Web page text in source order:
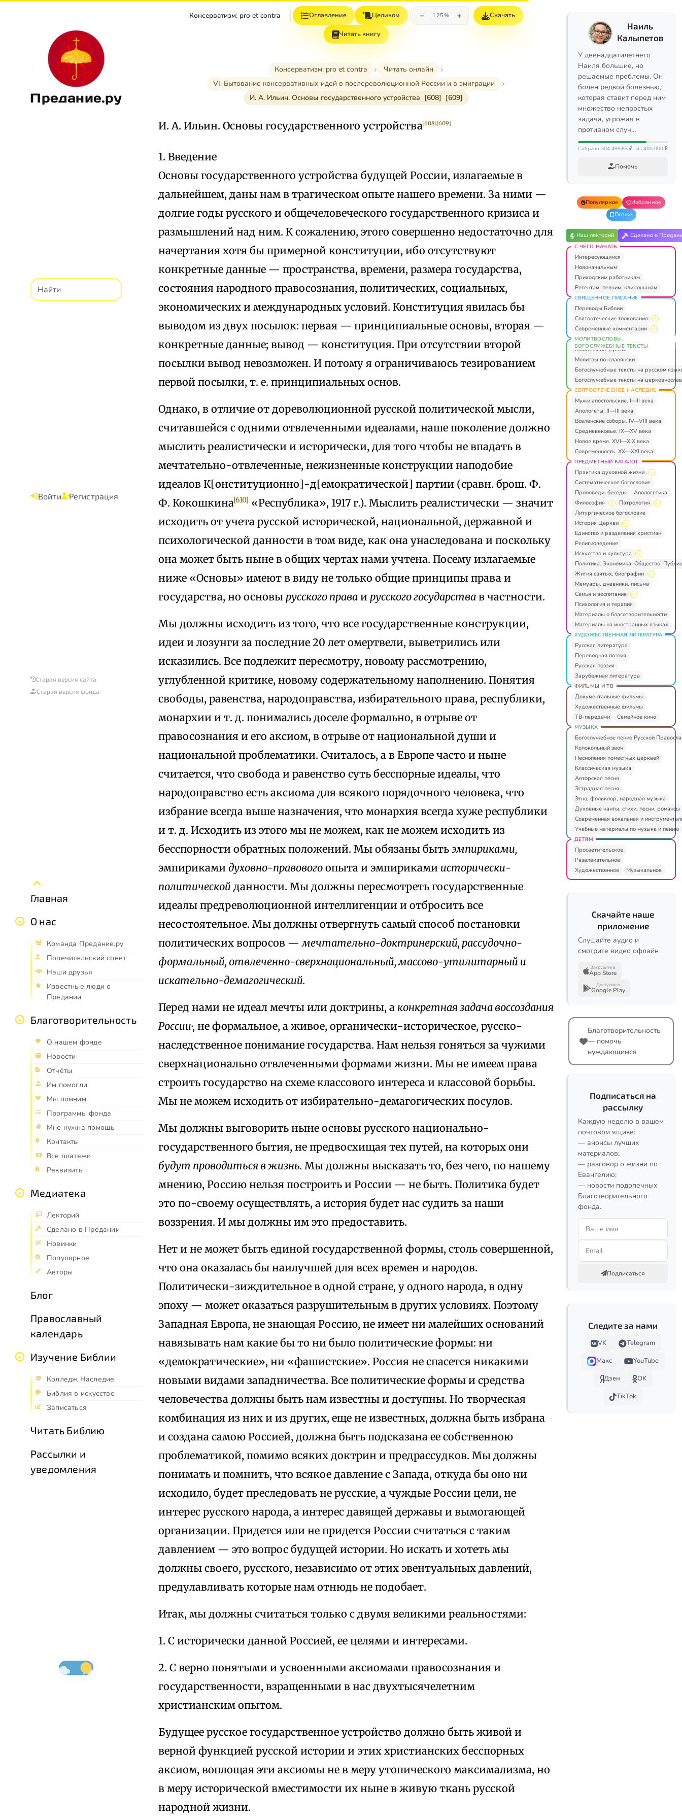
Предание.ру
Войти Регистрация
Старая версия сайта
Старая версия фонда
Главная
О нас
Команда Предание.ру
Попечительский совет
Наши друзья
Известные люди о
Предании
Благотворительность
О нашем фонде
Новости
Отчёты
Им помогли
Мы помним
Программы фонда
Мне нужна помощь
Контакты
Все платежи
Реквизиты
Медиатека
Лекторий
Сделано в Предании
Новинки
Популярное
Авторы
Блог
Православный
календарь
Изучение Библии
Колледж Наследие
Библия в искусстве
Записаться
Читать Библию
Рассылки и
уведомления
Консерватизм: pro et contra Оглавление Целиком − 125% + Скачать
Читать книгу
Консерватизм: pro et contra
Читать онлайн
VI. Бытование консервативных идей в послереволюционной России и в эмиграции
И. А. Ильин. Основы государственного устройства [608] [609]
И. А. Ильин. Основы государственного устройства[608][609]
1. Введение
Основы государственного устройства будущей России, излагаемые в
дальнейшем, даны нам в трагическом опыте нашего времени. За ними —
долгие годы русского и общечеловеческого государственного кризиса и
размышлений над ним. К сожалению, этого совершенно недостаточно для
начертания хотя бы примерной конституции, ибо отсутствуют
конкретные данные — пространства, времени, размера государства,
состояния народного правосознания, политических, социальных,
экономических и международных условий. Конституция явилась бы
выводом из двух посылок: первая — принципиальные основы, вторая —
конкретные данные; вывод — конституция. При отсутствии второй
посылки вывод невозможен. И потому я ограничиваюсь тезированием
первой посылки, т. е. принципиальных основ.
Однако, в отличие от дореволюционной русской политической мысли,
считавшейся с одними отвлеченными идеалами, наше поколение должно
мыслить реалистически и исторически, для того чтобы не впадать в
мечтательно-отвлеченные, нежизненные конструкции наподобие
идеалов К[онституционно]-д[емократической] партии (сравн. брош. Ф.
Ф. Кокошкина[610] «Республика», 1917 г.). Мыслить реалистически — значит
исходить от учета русской исторической, национальной, державной и
психологической данности в том виде, как она унаследована и поскольку
она может быть ныне в общих чертах нами учтена. Посему излагаемые
ниже «Основы» имеют в виду не только общие принципы права и
государства, но основы русского права и русского государства в частности.
Мы должны исходить из того, что все государственные конструкции,
идеи и лозунги за последние 20 лет омертвели, выветрились или
исказились. Все подлежит пересмотру, новому рассмотрению,
углубленной критике, новому содержательному наполнению. Понятия
свободы, равенства, народоправства, избирательного права, республики,
монархии и т. д. понимались доселе формально, в отрыве от
правосознания и его аксиом, в отрыве от национальной души и
национальной проблематики. Считалось, а в Европе часто и ныне
считается, что свобода и равенство суть бесспорные идеалы, что
народоправство есть аксиома для всякого порядочного человека, что
избрание всегда выше назначения, что монархия всегда хуже республики
и т. д. Исходить из этого мы не можем, как не можем исходить из
бесспорности обратных положений. Мы обязаны быть эмпириками,
эмпириками духовно-правового опыта и эмпириками исторически-
политической данности. Мы должны пересмотреть государственные
идеалы предреволюционной интеллигенции и отбросить все
несостоятельное. Мы должны отвергнуть самый способ постановки
политических вопросов —мечтательно-доктринерский, рассудочно-
формальный, отвлеченно-сверхнациональный, массово-утилитарный и
искательно-демагогический.
Перед нами не идеал мечты или доктрины, а конкретная задача воссоздания
России·, не формальное, а живое, органически-историческое, русско-
наследственное понимание государства. Нам нельзя гоняться за чужими
сверхнационально отвлеченными формами жизни. Мы не имеем права
строить государство на схеме классового интереса и классовой борьбы.
Мы не можем исходить от избирательно-демагогических посулов.
Мы должны выговорить ныне основы русского национально-
государственного бытия, не предвосхищая тех путей, на которых они
будут проводиться в жизнь. Мы должны высказать то, без чего, по нашему
мнению, Россию нельзя построить и России — не быть. Политика будет
это по-своему осуществлять, а история будет нас судить за наши
воззрения. И мы должны им это предоставить.
Нет и не может быть единой государственной формы, столь совершенной,
что она оказалась бы наилучшей для всех времен и народов.
Политически-зиждительное в одной стране, у одного народа, в одну
эпоху — может оказаться разрушительным в других условиях. Поэтому
Западная Европа, не знающая Россию, не имеет ни малейших оснований
навязывать нам какие бы то ни было политические формы: ни
«демократические», ни «фашистские». Россия не спасется никакими
новыми видами западничества. Все политические формы и средства
человечества должны быть нам известны и доступны. Но творческая
комбинация из них и из других, еще не известных, должна быть избрана
и создана самою Россией, должна быть подсказана ее собственною
проблематикой, помимо всяких доктрин и предрассудков. Мы должны
понимать и помнить, что всякое давление с Запада, откуда бы оно ни
исходило, будет преследовать не русские, а чуждые России цели, не
интерес русского народа, а интерес давящей державы и вымогающей
организации. Придется или не придется России считаться с таким
давлением — это вопрос будущей истории. Но искать и хотеть мы
должны своего, русского, независимо от этих эвентуальных давлений,
предулавливать которые нам отнюдь не подобает.
Итак, мы должны считаться только с двумя великими реальностями:
1. С исторически данной Россией, ее целями и интересами.
2. С верно понятыми и усвоенными аксиомами правосознания и
государственности, взращенными в нас двухтысячелетним
христианским опытом.
Будущее русское государственное устройство должно быть живой и
верной функцией русской истории и этих христианских бесспорных
аксиом, воплощая эти аксиомы не в меру утопического максимализма, но
в меру исторической вместимости их ныне в живую ткань русской
народной жизни.
Наиль
Калыпетов
У двенадцатилетнего
Наиля большие, но
решаемые проблемы. Он
болен редкой болезнью,
которая ставит перед ним
множество непростых
задача, угрожая в
противном случ…
Собрано 304 499,63 ₽ из 400 000 ₽
Помочь
Популярное
Избранное
Позже
Наш лекторий Сделано в
С ЧЕГО НАЧАТЬ
Интересующимся
Новоначальным
Приходским работникам
Регентам, певчим, клирошанам
СВЯЩЕННОЕ ПИСАНИЕ
Переводы Библии
Святоотеческие толкования
Современные комментарии
МОЛИТВОСЛОВЫ.
БОГОСЛУЖЕБНЫЕ ТЕКСТЫ
Молитвы по-русски
Молитвы по-славянски
Богослужебные тексты на русском
Богослужебные тексты на
СВЯТООТЕЧЕСКОЕ НАСЛЕДИЕ
Мужи апостольские. I—II века
Апологеты. II—III века
Вселенские соборы. IV—VIII века
Средневековье. IX—XV века
Новое время. XVI—XIX века
Современность. XX—XXI века
ПРЕДМЕТНЫЙ КАТАЛОГ
Практика духовной жизни
Систематическое богословие
Проповеди, беседы
Апологетика
Философия
Патрология
Литургическое богословие
История Церкви
Единство и разделения христиан
Религиоведение
Искусство и культура
Политика. Экономика. Общество.
Жития святых, биографии
Мемуары, дневники, письма
Семья и воспитание
Психология и терапия
Материалы о благотворительности
Материалы на иностранных языках
ХУДОЖЕСТВЕННАЯ ЛИТЕРАТУРА
Русская литература
Переводная поэзия
Русская поэзия
Зарубежная литература
ФИЛЬМЫ И ТВ
Документальные фильмы
Художественные фильмы
ТВ-передачи
Семейное кино
МУЗЫКА
Богослужебное пение Русской
Колокольный звон
Песнопения поместных церквей
Классическая музыка
Авторская песня
Эстрадная песня
Этно, фольклор, народная музыка
Духовные канты, стихи, песни, романсы
Современная вокальная и
Учебные материалы по музыке и пению
ДЕТЯМ
Просветительское
Развлекательное
Художественное
Музыкальное
Скачайте наше
приложение
Слушайте аудио и
смотрите видео офлайн
Загрузите в
App Store
Доступно в
Google Play
Благотворительность
— помочь
нуждающимся
Подписаться на
рассылку
Каждую неделю в вашем
почтовом ящике:
— анонсы лучших
материалов;
— разговор о жизни по
Евангелию;
— новости подопечных
Благотворительного
фонда.
Подписаться
Следите за нами
VK
Telegram
Макс
YouTube
Дзен
OK
TikTok